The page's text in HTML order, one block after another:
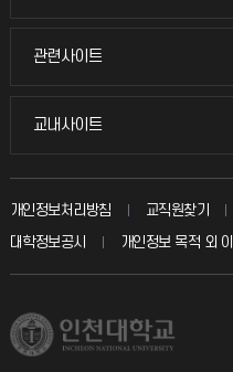
입학안내
취업정보(학생)
묻고 답하기
칭찬마당
학생서비스 지킴이
관련사이트
관련사이트
국방헬프콜
총동문회
교내사이트
교내사이트
교수회
교육혁신본부
국제지원과
개인정보처리방침 교직원찾기
대학정보공시
개인정보 목적 외